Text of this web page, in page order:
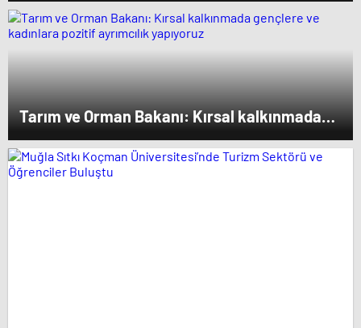
yapıyoruz
Tarım ve Orman Bakanı: Kırsal kalkınmada
gençlere ve kadınlara pozitif ayrımcılık
yapıyoruz